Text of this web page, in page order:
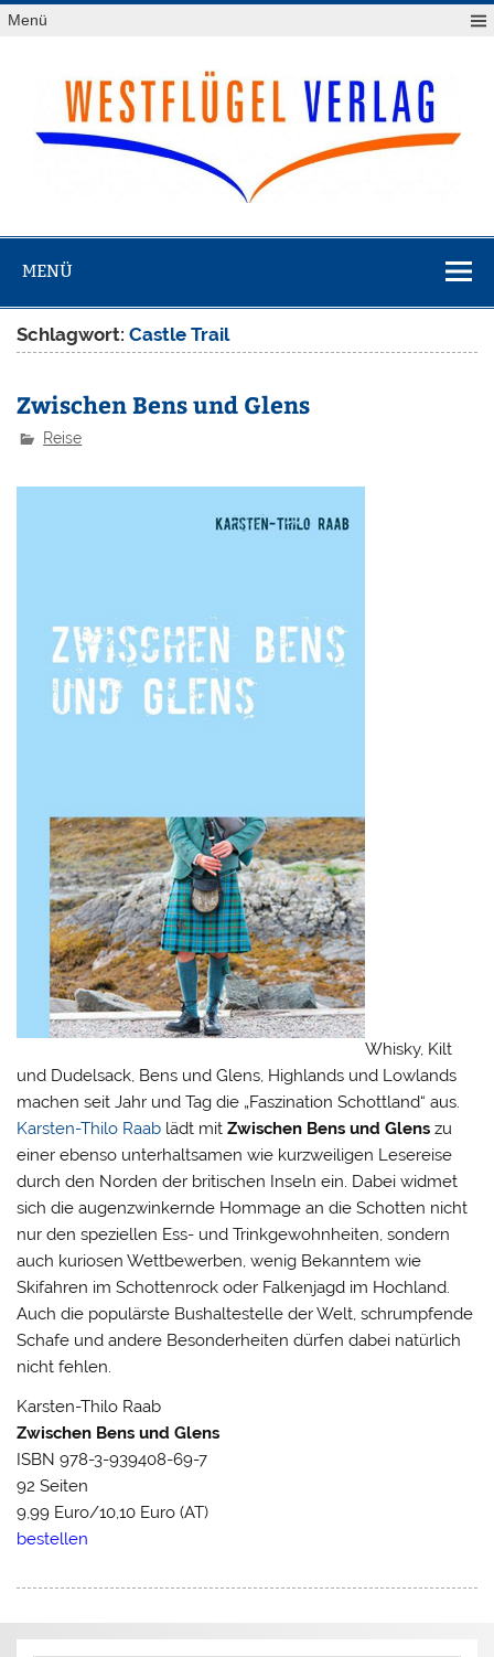
Zum
Inhalt
Menü
Verlag
MENÜ
Schlagwort:Castle Trail
Zwischen Bens und Glens
Reise
Whisky, Kilt
und Dudelsack, Bens und Glens, Highlands und Lowlands
machen seit Jahr und Tag die „Faszination Schottland“ aus.
Karsten-Thilo Raab lädt mitZwischen Bens und Glens zu
einer ebenso unterhaltsamen wie kurzweiligen Lesereise
durch den Norden der britischen Inseln ein. Dabei widmet
sich die augenzwinkernde Hommage an die Schotten nicht
nur den speziellen Ess- und Trinkgewohnheiten, sondern
auch kuriosen Wettbewerben, wenig Bekanntem wie
Skifahren im Schottenrock oder Falkenjagd im Hochland.
Auch die populärste Bushaltestelle der Welt, schrumpfende
Schafe und andere Besonderheiten dürfen dabei natürlich
nicht fehlen.
Karsten-Thilo Raab
Zwischen Bens und Glens
ISBN 978-3-939408-69-7
92 Seiten
9,99 Euro/10,10 Euro (AT)
bestellen